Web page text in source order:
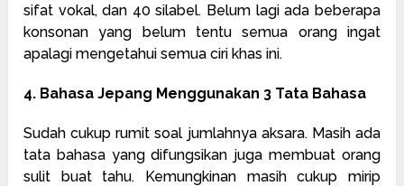
sifat vokal, dan 40 silabel. Belum lagi ada beberapa
konsonan yang belum tentu semua orang ingat
apalagi mengetahui semua ciri khas ini.
4. Bahasa Jepang Menggunakan 3 Tata Bahasa
Sudah cukup rumit soal jumlahnya aksara. Masih ada
tata bahasa yang difungsikan juga membuat orang
sulit buat tahu. Kemungkinan masih cukup mirip